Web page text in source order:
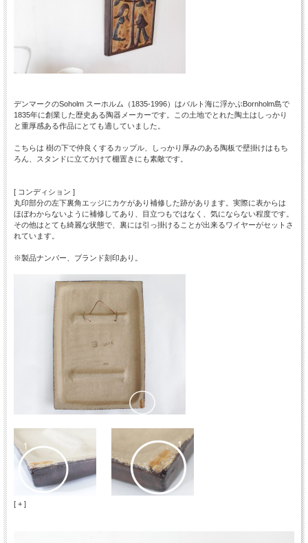
デンマークのSoholm スーホルム（1835-1996）はバルト海に浮かぶBornholm島で
1835年に創業した歴史ある陶器メーカーです。この土地でとれた陶土はしっかり
と重厚感ある作品にとても適していました。
こちらは 樹の下で仲良くするカップル、しっかり厚みのある陶板で壁掛けはもち
ろん、スタンドに立てかけて棚置きにも素敵です。
[ コンディション ]
丸印部分の左下裏角エッジにカケがあり補修した跡があります。実際に表からは
ほぼわからないように補修してあり、目立つもではなく、気にならない程度です。
その他はとても綺麗な状態で、裏には引っ掛けることが出来るワイヤーがセットさ
れています。
※製品ナンバー、ブランド刻印あり。
[ + ]